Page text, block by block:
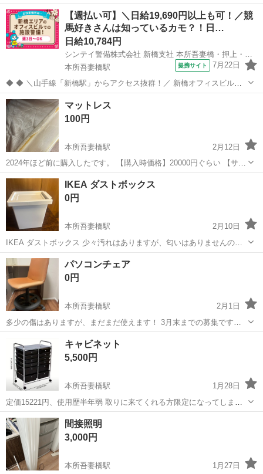
ガラス、2段目にも物が置けます。 子供が産まれてガラス製品が怖い
ので、出品します。 ガラスに傷なく、全体的に綺麗だと思います。
東京 墨田区 本所吾妻橋駅 テーブル ガラス
【週払い可】＼日給19,690円以上も可！／競
馬好きさんは知っているカモ？！日…
日給10,784円
本所吾妻橋駅
提携サイト 7月22日
◆ ◆ ＼山手線「新橋駅」からアクセス抜群！／ 新橋オフィスビルで
警備のお仕事♪ ＊★未経験大歓迎！★＊ 「警備業務は興味があるけど
初めてだし…」 「バイトデビューなんです…」 「ブランクが長く
て…」 「定年後でも働き...
東京 墨田区 本所吾妻橋駅
マットレス
100円
本所吾妻橋駅
2月12日
2024年ほど前に購入したです。 【購入時価格】20000円ぐらい 【サイ
ズ】縦：180cm、横：100cm、 【傷などの状態】あまり良くありませ
合わせ...
東京 墨田区 本所吾妻橋駅 寝具
IKEA ダストボックス
0円
本所吾妻橋駅
2月10日
IKEA ダストボックス 少々汚れはありますが、匂いはありませんので
まだ使えそうです。 気になさらない方へお渡しいたします。 ４枚目
裏の写真 ステッカーを剥がした跡です。
東京 墨田区
パソコンチェア
0円
本所吾妻橋駅
2月1日
多少の傷はありますが、まだまだ使えます！ 3月末までの募集です。
よろしくお願いします。本所吾妻橋駅
キャビネット
5,500円
本所吾妻橋駅
1月28日
定価15221円、使用歴半年弱 取りに来てくれる方限定になってしまう
のですが、どなたかに活用してもらえると嬉しいです！
東京 墨田区 本所吾妻橋駅
間接照明
3,000円
本所吾妻橋駅 1月27日